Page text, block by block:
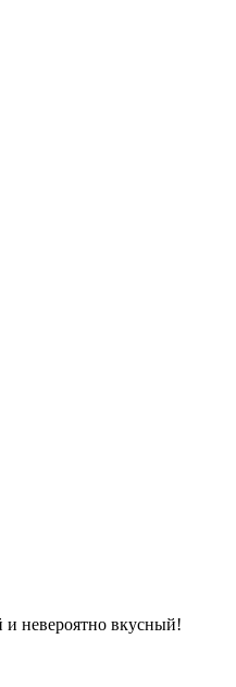
невероятно вкусный!